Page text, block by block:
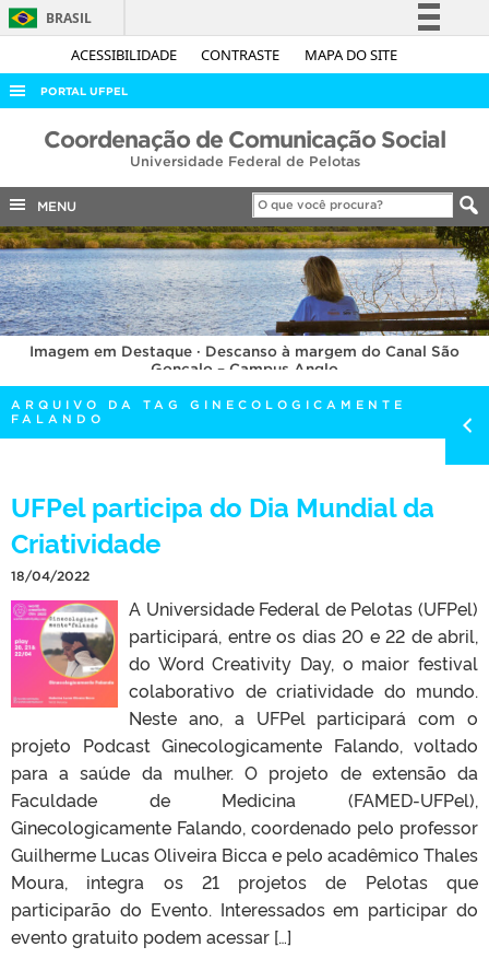
ACESSIBILIDADE CONTRASTE MAPA DO SITE
BRASIL
Simplifique!
Acesso à informação
Legislação
Canais
PORTAL UFPEL
ACESSO À INFORMAÇÃO
COBALTO
CONCURSOS
EDITAIS
INTERNACIONAL
OUVIDORIA
PORTARIAS
TELEFONES
Coordenação de Comunicação Social
Universidade Federal de Pelotas
MENU
Imagem em Destaque · Descanso à margem do Canal São
Gonçalo – Campus Anglo
ARQUIVO DA TAG GINECOLOGICAMENTE
FALANDO
UFPel participa do Dia Mundial da
Criatividade
18/04/2022
A Universidade Federal de Pelotas (UFPel)
participará, entre os dias 20 e 22 de abril,
do Word Creativity Day, o maior festival
colaborativo de criatividade do mundo.
Neste ano, a UFPel participará com o
projeto Podcast Ginecologicamente Falando, voltado
para a saúde da mulher. O projeto de extensão da
Faculdade de Medicina (FAMED-UFPel),
Ginecologicamente Falando, coordenado pelo professor
Guilherme Lucas Oliveira Bicca e pelo acadêmico Thales
Moura, integra os 21 projetos de Pelotas que
participarão do Evento. Interessados em participar do
evento gratuito podem acessar […]